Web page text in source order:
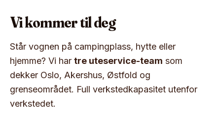
Vi kommer til deg
Står vognen på campingplass, hytte eller
hjemme? Vi har tre uteservice-team som
dekker Oslo, Akershus, Østfold og
grenseområdet. Full verkstedkapasitet utenfor
verkstedet.